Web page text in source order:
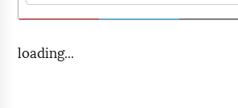
loading...